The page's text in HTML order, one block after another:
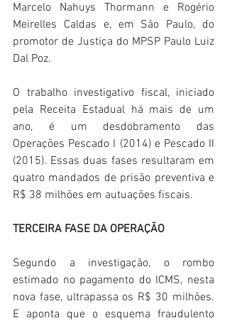
Marcelo Nahuys Thormann e Rogério
Meirelles Caldas e, em São Paulo, do
promotor de Justiça do MPSP Paulo Luiz
Dal Poz.
O trabalho investigativo fiscal, iniciado
pela Receita Estadual há mais de um
ano, é um desdobramento das
Operações Pescado I (2014) e Pescado II
(2015). Essas duas fases resultaram em
quatro mandados de prisão preventiva e
R$ 38 milhões em autuações fiscais.
TERCEIRA FASE DA OPERAÇÃO
Segundo a investigação, o rombo
estimado no pagamento do ICMS, nesta
nova fase, ultrapassa os R$ 30 milhões.
E aponta que o esquema fraudulento